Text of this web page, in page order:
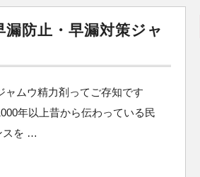
防止・早漏対策ジャ
ャムウ精力剤ってご存知です
年以上昔から伝わっている民
スを …